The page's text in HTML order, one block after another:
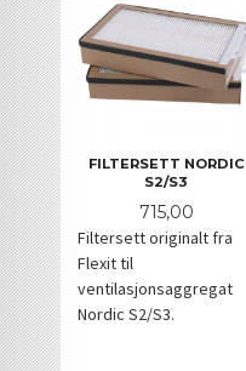
FILTERSETT NORDIC
S2/S3
Pris
715,00
Filtersett originalt fra
Flexit til
ventilasjonsaggregat
Nordic S2/S3.